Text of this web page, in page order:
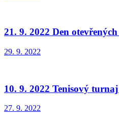
21. 9. 2022 Den
29. 9. 2022
10. 9. 2022 Tenisový
27. 9. 2022